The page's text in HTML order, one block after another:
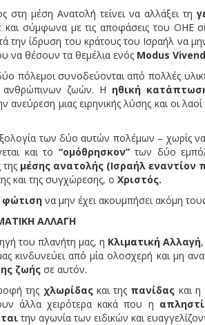
Ανατολή τείνει να αλλάξει τη
σύμφωνα με τις αποφάσεις του ΟΗΕ
την ίδρυση του κράτους του Ισραήλ να
να θέσουν τα θεμέλια ενός Modus
συνοδεύονται από πολλές υλικές
ανθρώπινων ζωών. Η ηθική
ανεύρεση μιας ειρηνικής λύσης και οι
των δύο αυτών πολέμων – χωρίς να
και το “ομόθρησκον”των δύο
μέσης ανατολής (Ισραήλ εναντίον
και της συγχώρεσης, ο Χριστός.
φώτιση να μην έχει ακουμπήσει ακόμη
ΑΛΛΑΓΗ
του πλανήτη μας, η Κλιματική Αλλαγή
κινδυνεύει από μία ολοσχερή και μη
ζωής σε αυτόν.
της χλωρίδαςκαι της πανίδας και η
άλλα χειρότερα κακά που η
την αγωνία των ειδικών και